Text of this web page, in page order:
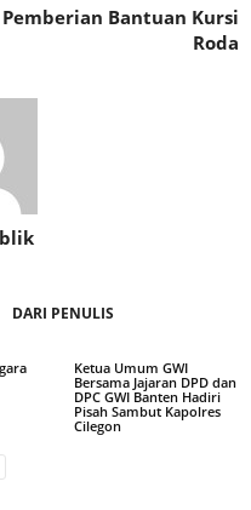
Pemberian Bantuan Kursi
Roda
DARI PENULIS
Ketua Umum GWI
Bersama Jajaran DPD dan
DPC GWI Banten Hadiri
Pisah Sambut Kapolres
Cilegon